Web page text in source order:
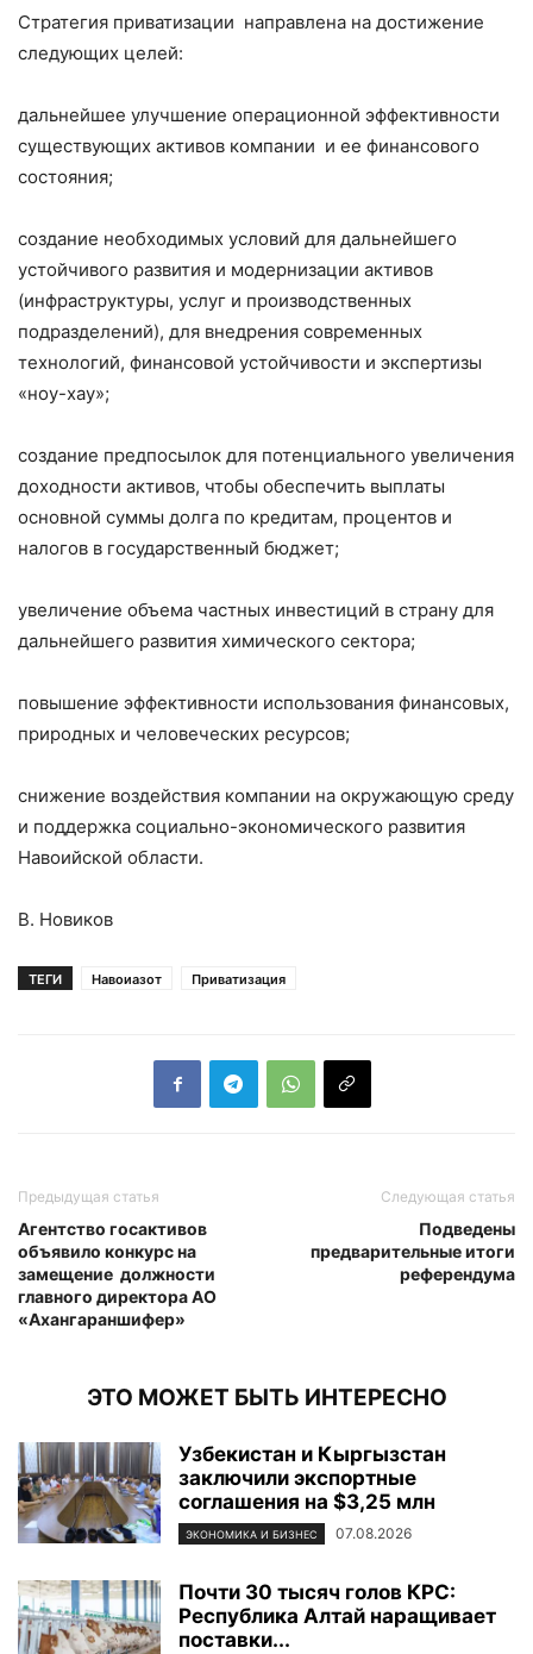
Стратегия приватизации направлена на достижение
следующих целей:
дальнейшее улучшение операционной эффективности
существующих активов компании и ее финансового
состояния;
создание необходимых условий для дальнейшего
устойчивого развития и модернизации активов
(инфраструктуры, услуг и производственных
подразделений), для внедрения современных
технологий, финансовой устойчивости и экспертизы
«ноу-хау»;
создание предпосылок для потенциального увеличения
доходности активов, чтобы обеспечить выплаты
основной суммы долга по кредитам, процентов и
налогов в государственный бюджет;
увеличение объема частных инвестиций в страну для
дальнейшего развития химического сектора;
повышение эффективности использования финансовых,
природных и человеческих ресурсов;
снижение воздействия компании на окружающую среду
и поддержка социально-экономического развития
Навоийской области.
В. Новиков
ТЕГИ Навоиазот Приватизация
Предыдущая статья
Агентство госактивов
объявило конкурс на
замещение должности
главного директора АО
«Ахангараншифер»
Следующая статья
Подведены
предварительные итоги
референдума
ЭТО МОЖЕТ БЫТЬ ИНТЕРЕСНО
Узбекистан и Кыргызстан
заключили экспортные
соглашения на $3,25 млн
ЭКОНОМИКА И БИЗНЕС 07.08.2026
Почти 30 тысяч голов КРС:
Республика Алтай наращивает
поставки...